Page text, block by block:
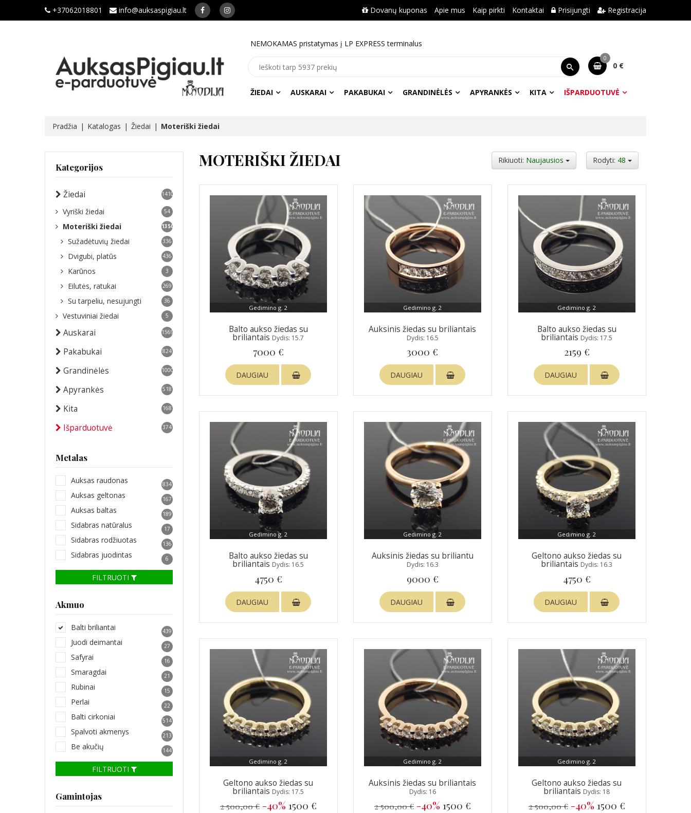
+37062018801 info@auksaspigiau.lt Dovanų kuponas Apie mus Kaip pirkti Kontaktai Prisijungti Registracija
NEMOKAMAS pristatymas į LP EXPRESS terminalus
0
0 €
ŽIEDAI AUSKARAI PAKABUKAI GRANDINĖLĖS APYRANKĖS KITA IŠPARDUOTUVĖ
Pradžia Katalogas Žiedai Moteriški žiedai
Kategorijos
Žiedai 1410
Vyriški žiedai 54
Moteriški žiedai 1350
Sužadėtuvių žiedai 336
Dvigubi, platūs 436
Karūnos 3
Eilutės, ratukai 269
Su tarpeliu, nesujungti 36
Vestuviniai žiedai 5
Auskarai 1569
Pakabukai 824
Grandinėlės 1000
Apyrankės 518
Kita 168
Išparduotuvė 374
Metalas
Auksas raudonas 834
Auksas geltonas 167
Auksas baltas 189
Sidabras natūralus 17
Sidabras rodžiuotas 136
Sidabras juodintas 6
FILTRUOTI
Akmuo
Balti briliantai 439
Juodi deimantai 27
Safyrai 16
Smaragdai 21
Rubinai 15
Perlai 22
Balti cirkoniai 514
Spalvoti akmenys 213
Be akučių 144
FILTRUOTI
Gamintojas
MOTERIŠKI ŽIEDAI Rikiuoti: Naujausios Rodyti: 48
Gedimino g. 2
Balto aukso žiedas su
briliantais Dydis: 15.7
7000 €
DAUGIAU
Gedimino g. 2
Auksinis žiedas su briliantais
Dydis: 16.5
3000 €
DAUGIAU
Gedimino g. 2
Balto aukso žiedas su
briliantais Dydis: 17.5
2159 €
DAUGIAU
Gedimino g. 2
Balto aukso žiedas su
briliantais Dydis: 16.5
4750 €
DAUGIAU
Gedimino g. 2
Auksinis žiedas su briliantu
Dydis: 16.3
9000 €
DAUGIAU
Gedimino g. 2
Geltono aukso žiedas su
briliantais Dydis: 16.3
4750 €
DAUGIAU
Gedimino g. 2
Geltono aukso žiedas su
briliantais Dydis: 17.5
2 500,00 € -40% 1500 €
Gedimino g. 2
Auksinis žiedas su briliantais
Dydis: 16
2 500,00 € -40% 1500 €
Gedimino g. 2
Geltono aukso žiedas su
briliantais Dydis: 18
2 500,00 € -40% 1500 €